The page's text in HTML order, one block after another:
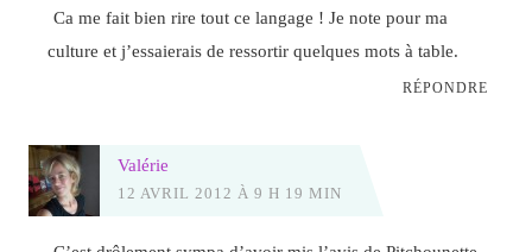
Ca me fait bien rire tout ce langage ! Je note pour ma
culture et j’essaierais de ressortir quelques mots à table.
RÉPONDRE
Valérie
12 AVRIL 2012 À 9 H 19 MIN